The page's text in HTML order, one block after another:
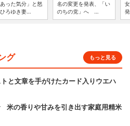
った気分」と怒
ろゆき妻...
名の変更を発表、「い
のちの党」へ ...
グ もっと見る
と文章を手がけたカード入りウエハ
米の香りや甘みを引き出す家庭用精米